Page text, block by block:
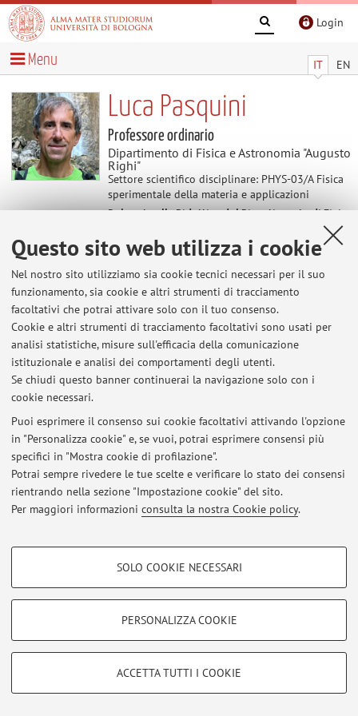
Questo sito web utilizza i cookie
Nel nostro sito utilizziamo sia cookie tecnici necessari per il suo
funzionamento, sia cookie e altri strumenti di tracciamento
facoltativi che potrai attivare solo con il tuo consenso.
Cookie e altri strumenti di tracciamento facoltativi sono usati per
analisi statistiche, misure sull'efficacia della comunicazione
istituzionale e analisi dei comportamenti degli utenti.
Se chiudi questo banner continuerai la navigazione solo con i
cookie necessari.
Puoi esprimere il consenso sui cookie facoltativi attivando l'opzione
in "Personalizza cookie" e, se vuoi, potrai esprimere consensi più
specifici in "Mostra cookie di profilazione".
Potrai sempre rivedere le tue scelte e verificare lo stato dei consensi
rientrando nella sezione "Impostazione cookie" del sito.
Per maggiori informazioni consulta la nostra Cookie policy.
COOKIE DI PROFILAZIONE - FACOLTATIVI
COOKIE TECNICI - NECESSARI
Si tratta di cookie tecnici utilizzati, a titolo esemplificativo, per il corretto
SOLO COOKIE NECESSARI
PERSONALIZZA COOKIE
ACCETTA TUTTI I COOKIE
Login
IT EN
Menu
Luca Pasquini
Professore ordinario
Dipartimento di Fisica e Astronomia "Augusto
Righi"
Settore scientifico disciplinare: PHYS-03/A Fisica
sperimentale della materia e applicazioni
Avvisi
Hydrogen-based materials for energy storage
and conversion
The review article Hydrogen-based materials for energy
storage and conversion was published in Nature Reviews
Clean Technology. The article was written by a team of
world-recognized experts that cooperate within the
Hydrogen Technology Collaboration Programme of the
International Energy Agency.
Pubblicato il: 04 luglio 2026
Accedi tramite
© 2026 - ALMA MATER STUDIORUM - Università di Bologna - Via
Zamboni, 33 - 40126 Bologna - Partita IVA: 01131710376
|Note legali|Impostazioni Cookie